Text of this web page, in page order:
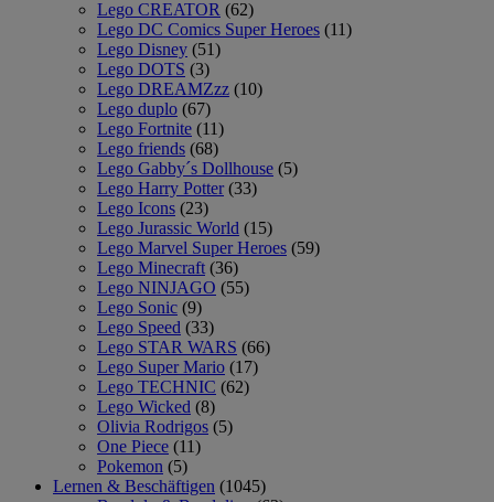
Lego CREATOR (62)
Lego DC Comics Super Heroes (11)
Lego Disney (51)
Lego DOTS (3)
Lego DREAMZzz (10)
Lego duplo (67)
Lego Fortnite (11)
Lego friends (68)
Lego Gabby´s Dollhouse (5)
Lego Harry Potter (33)
Lego Icons (23)
Lego Jurassic World (15)
Lego Marvel Super Heroes (59)
Lego Minecraft (36)
Lego NINJAGO (55)
Lego Sonic (9)
Lego Speed (33)
Lego STAR WARS (66)
Lego Super Mario (17)
Lego TECHNIC (62)
Lego Wicked (8)
Olivia Rodrigos (5)
One Piece (11)
Pokemon (5)
Lernen & Beschäftigen (1045)